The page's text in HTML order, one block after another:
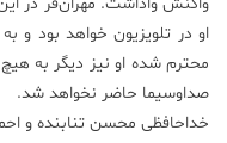
او در تلویزیون خواهد بود و
محترم شده او نیز دیگر به
صداوسیما حاضر نخواهد شد.
خداحافظی محسن تنابنده و